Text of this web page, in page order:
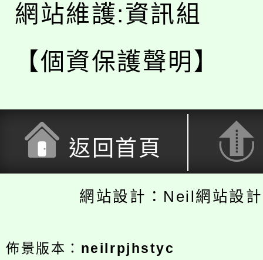
網站維護:資訊組
【個資保護聲明】
返回首頁
網站設計：Neil網站設
佈景版本： neilrpjhstyc